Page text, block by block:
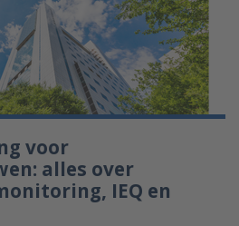
voor
alles over
IEQ en